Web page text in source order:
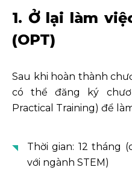
1. Ở lại làm
(OPT)
Sau khi hoàn thành
có thể đăng ký
Practical Training) để
Thời gian: 12 tháng
với ngành STEM)